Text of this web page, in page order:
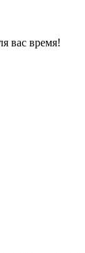
вас время!